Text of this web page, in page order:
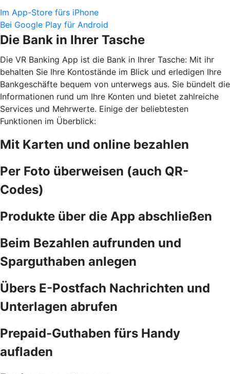
Im App-Store fürs iPhone
Bei Google Play für Android
Die Bank in Ihrer Tasche
Die VR Banking App ist die Bank in Ihrer Tasche: Mit ihr
behalten Sie Ihre Kontostände im Blick und erledigen Ihre
Bankgeschäfte bequem von unterwegs aus. Sie bündelt die
Informationen rund um Ihre Konten und bietet zahlreiche
Services und Mehrwerte. Einige der beliebtesten
Funktionen im Überblick:
Mit Karten und online bezahlen
Per Foto überweisen (auch QR-
Codes)
Produkte über die App abschließen
Beim Bezahlen aufrunden und
Sparguthaben anlegen
Übers E-Postfach Nachrichten und
Unterlagen abrufen
Prepaid-Guthaben fürs Handy
aufladen